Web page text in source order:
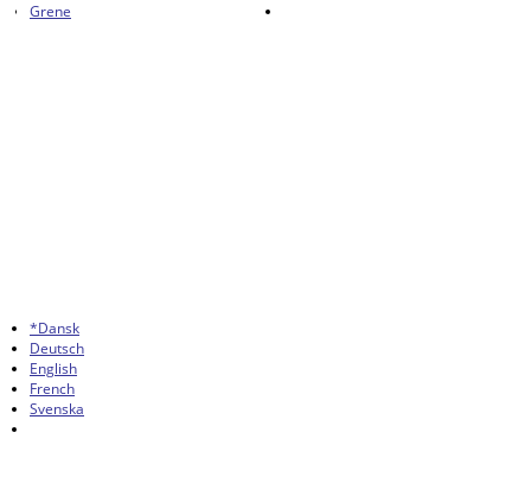
Grene
*Dansk
Deutsch
English
French
Svenska